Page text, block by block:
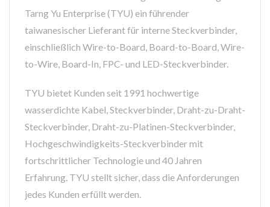
Tarng Yu Enterprise (TYU) ein führender
taiwanesischer Lieferant für interne Steckverbinder,
einschließlich Wire-to-Board, Board-to-Board, Wire-
to-Wire, Board-In, FPC- und LED-Steckverbinder.
TYU bietet Kunden seit 1991 hochwertige
wasserdichte Kabel, Steckverbinder, Draht-zu-Draht-
Steckverbinder, Draht-zu-Platinen-Steckverbinder,
Hochgeschwindigkeits-Steckverbinder mit
fortschrittlicher Technologie und 40 Jahren
Erfahrung. TYU stellt sicher, dass die Anforderungen
jedes Kunden erfüllt werden.